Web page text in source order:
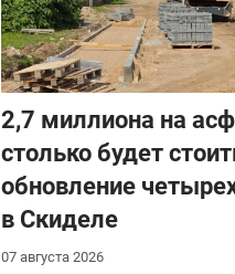
2,7 миллиона на
столько будет
обновление
в Скиделе
07 августа 2026